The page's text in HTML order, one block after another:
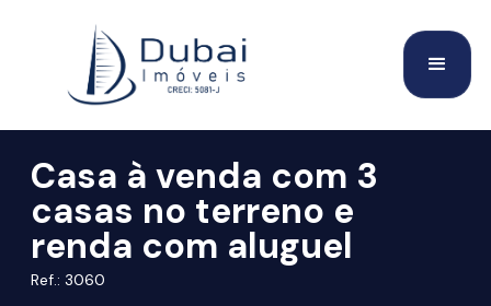
Casa à venda com 3
casas no terreno e
renda com aluguel
Ref.: 3060